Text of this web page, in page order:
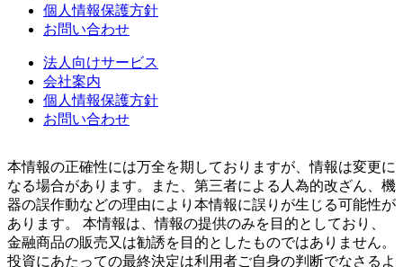
個人情報保護方針
お問い合わせ
法人向けサービス
会社案内
個人情報保護方針
お問い合わせ
本情報の正確性には万全を期しておりますが、情報は変更に
なる場合があります。また、第三者による人為的改ざん、機
器の誤作動などの理由により本情報に誤りが生じる可能性が
あります。 本情報は、情報の提供のみを目的としており、
金融商品の販売又は勧誘を目的としたものではありません。
投資にあたっての最終決定は利用者ご自身の判断でなさるよ